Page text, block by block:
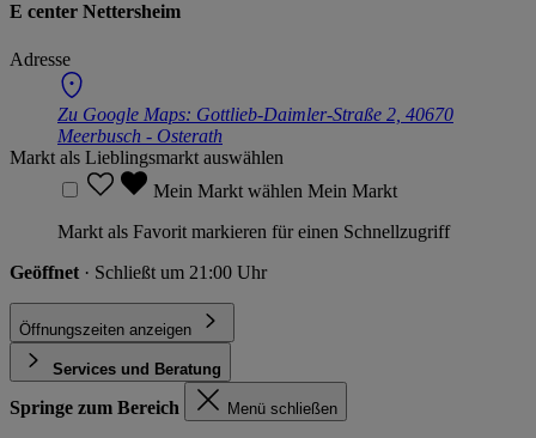
E center Nettersheim
Adresse
Zu Google Maps: Gottlieb-Daimler-Straße 2, 40670
Meerbusch - Osterath
Markt als Lieblingsmarkt auswählen
Mein Markt wählen Mein Markt
Markt als Favorit markieren für einen Schnellzugriff
Geöffnet · Schließt um 21:00 Uhr
Öffnungszeiten anzeigen
Services und Beratung
Springe zum Bereich Menü schließen